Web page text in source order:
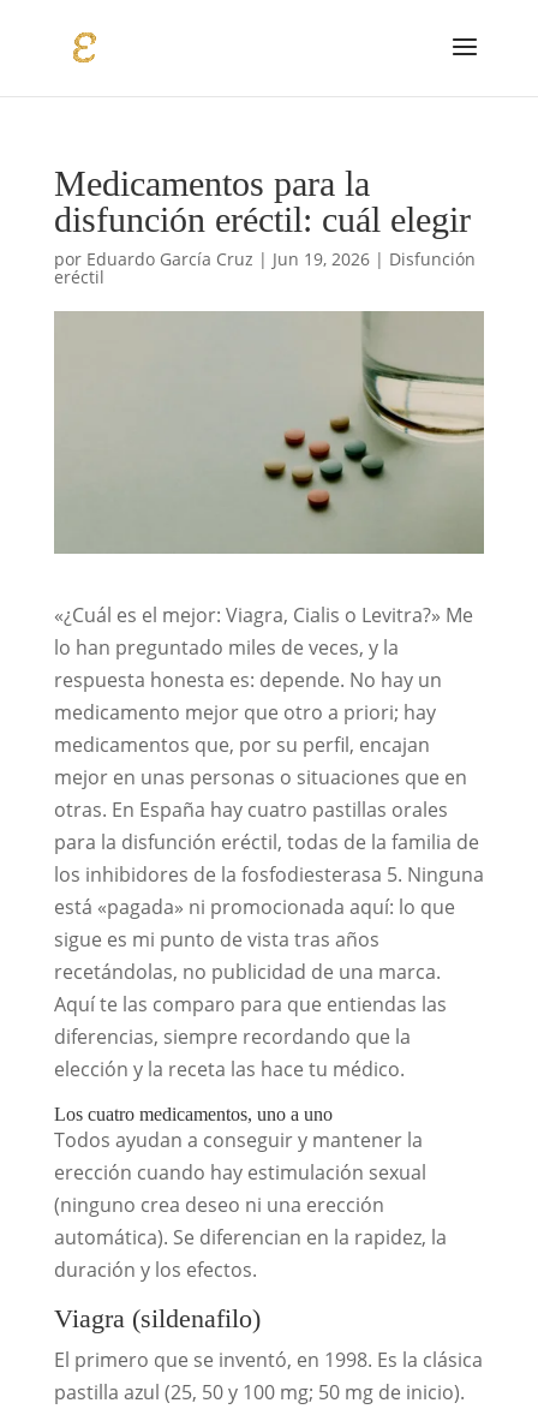
Medicamentos para la
disfunción eréctil: cuál elegir
por Eduardo García Cruz | Jun 19, 2026| Disfunción
eréctil
«¿Cuál es el mejor: Viagra, Cialis o Levitra?» Me
lo han preguntado miles de veces, y la
respuesta honesta es: depende. No hay un
medicamento mejor que otro a priori; hay
medicamentos que, por su perfil, encajan
mejor en unas personas o situaciones que en
otras. En España hay cuatro pastillas orales
para la disfunción eréctil, todas de la familia de
los inhibidores de la fosfodiesterasa 5. Ninguna
está «pagada» ni promocionada aquí: lo que
sigue es mi punto de vista tras años
recetándolas, no publicidad de una marca.
Aquí te las comparo para que entiendas las
diferencias, siempre recordando que la
elección y la receta las hace tu médico.
Los cuatro medicamentos, uno a uno
Todos ayudan a conseguir y mantener la
erección cuando hay estimulación sexual
(ninguno crea deseo ni una erección
automática). Se diferencian en la rapidez, la
duración y los efectos.
Viagra (sildenafilo)
El primero que se inventó, en 1998. Es la clásica
pastilla azul (25, 50 y 100 mg; 50 mg de inicio).